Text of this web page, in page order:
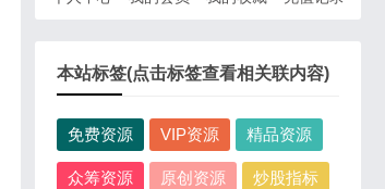
本站标签(点击标签查看相关联内容)
免费资源 VIP资源 精品资源
众筹资源 原创资源 炒股指标